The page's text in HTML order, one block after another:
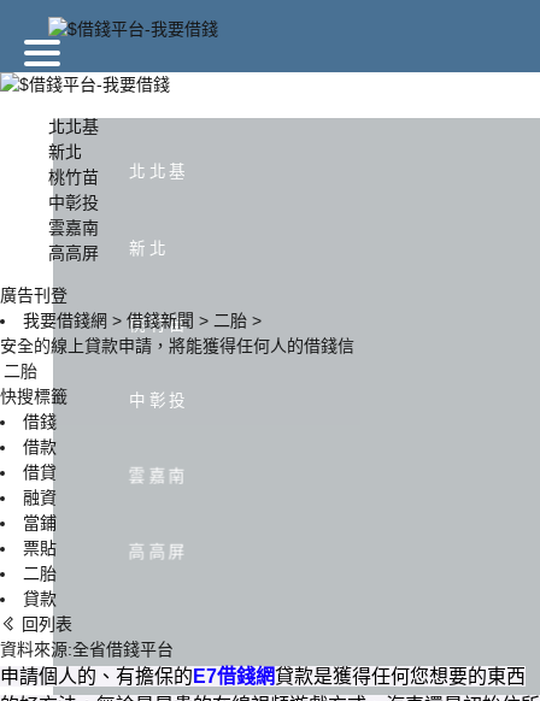
北北基
新北
桃竹苗
中彰投
雲嘉南
高高屏
北北基
新北
桃竹苗
中彰投
雲嘉南
高高屏
廣告刊登
我要借錢網 > 借錢新聞 > 二胎 >
安全的線上貸款申請，將能獲得任何人的借錢信
二胎
快搜標籤
借錢
借款
借貸
融資
當鋪
票貼
二胎
貸款
回列表
資料來源:全省借錢平台
申請個人的、有擔保的 E7借錢網貸款是獲得任何您想要的東西
北北基
中彰投